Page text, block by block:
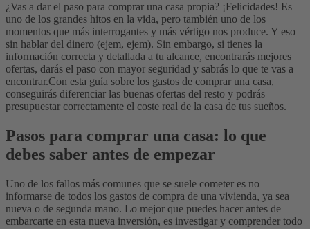
¿Vas a dar el paso para comprar una casa propia? ¡Felicidades! Es
uno de los grandes hitos en la vida, pero también uno de los
momentos que más interrogantes y más vértigo nos produce. Y eso
sin hablar del dinero (ejem, ejem). Sin embargo, si tienes la
información correcta y detallada a tu alcance, encontrarás mejores
ofertas, darás el paso con mayor seguridad y sabrás lo que te vas a
encontrar.Con esta guía sobre los gastos de comprar una casa,
conseguirás diferenciar las buenas ofertas del resto y podrás
presupuestar correctamente el coste real de la casa de tus sueños.
Pasos para comprar una casa: lo que
debes saber antes de empezar
Uno de los fallos más comunes que se suele cometer es no
informarse de todos los gastos de compra de una vivienda, ya sea
nueva o de segunda mano. Lo mejor que puedes hacer antes de
embarcarte en esta nueva inversión, es investigar y comprender todo